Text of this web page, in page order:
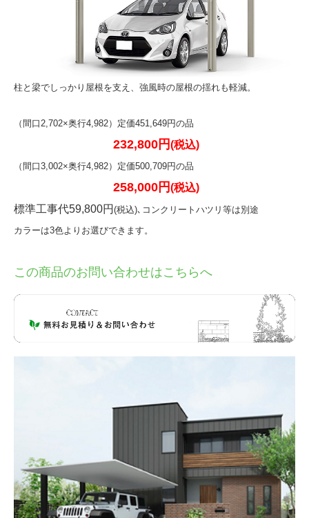
柱と梁でしっかり屋根を支え、強風時の屋根の揺れも軽減。
（間口2,702×奥行4,982）定価451,649円の品
232,800 円(税込)
（間口3,002×奥行4,982）定価500,709円の品
258,000 円(税込)
標準工事代59,800円 (税込)､コンクリートハツリ等は別途
カラーは3色よりお選びできます。
この商品のお問い合わせはこちらへ